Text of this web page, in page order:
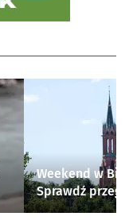
Weekend w
Sprawdź